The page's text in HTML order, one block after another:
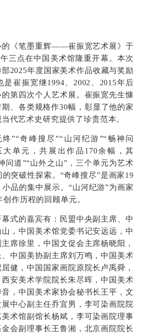
的《笔墨重辉——崔振宽艺术展》于
三点在中国美术馆隆重开幕。本次
2025年度国家美术作品收藏与奖励
是崔振宽继1994、2002、2015年后
第四次个人艺术展。崔振宽先生慷
、各类规格作30幅，彰显了他的家
代艺术史研究提供了珍贵范本。
”“奇峰搜尽”“山河纪游”“畅神问
大单元，共展出作品170余幅，其
问道”“山外之山”，三个单元为艺术
突破性探索。“奇峰搜尽”是画家19
品的集中展示。“山河纪游”为画家
创作历程的回顾单元。
式的嘉宾有：民盟中央副主席、中
，中国美术馆党委书记安远远，中
席徐里，中国文促会主席杨晓阳，
中国美协副主席刘万鸣，中国美术
健，中国国家画院原院长卢禹舜，
安美术学院院长朱尽晖，中国美术
，中国美术家协会秘书长王平，文
中心副主任乔宜男，李可染画院院
术馆副馆长杨斌，李可染画院理事
会副理事长王鲁湘，北京画院院长